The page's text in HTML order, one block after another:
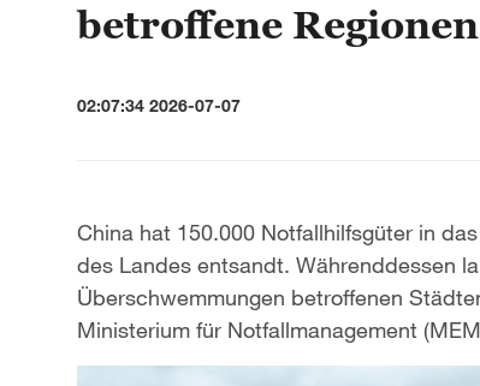
betroffene
02:07:34 2026-07-07
China hat 150.000 Notfallhilfsgüter in
des Landes entsandt. Währenddessen
Überschwemmungen betroffenen
Ministerium für Notfallmanagement